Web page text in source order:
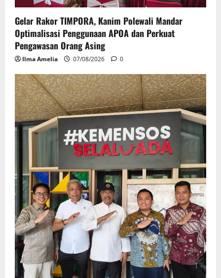
Gelar Rakor TIMPORA, Kanim Polewali Mandar
Optimalisasi Penggunaan APOA dan Perkuat
Pengawasan Orang Asing
Ilma Amelia 07/08/2026 0